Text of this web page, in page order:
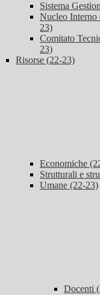
Sistema
Nucleo Interno
23)
Comitato
23)
Risorse (22-23)
Economiche
Strutturali e
Umane (22-23)
Docenti